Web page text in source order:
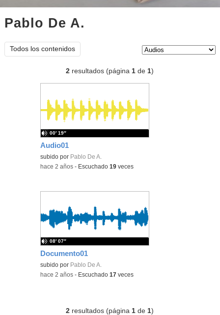
Pablo De A.
Todos los contenidos
2 resultados (página1 de1)
Audio01
subido por Pablo De A.
00′ 19″
-hace 2 años - Escuchado19 veces
Documento01
subido por Pablo De A.
08′ 07″
-hace 2 años - Escuchado17 veces
2 resultados (página 1 de 1)